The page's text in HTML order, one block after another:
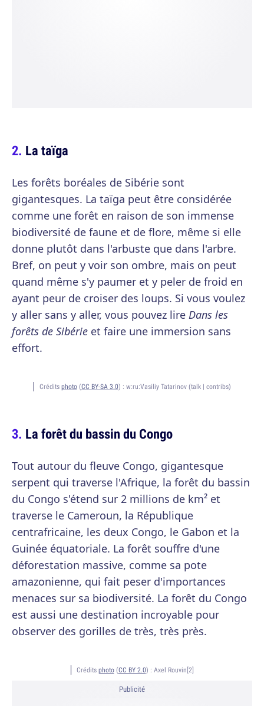
La taïga
Les forêts boréales de Sibérie sont
gigantesques. La taïga peut être considérée
comme une forêt en raison de son immense
biodiversité de faune et de flore, même si elle
donne plutôt dans l'arbuste que dans l'arbre.
Bref, on peut y voir son ombre, mais on peut
quand même s'y paumer et y peler de froid en
ayant peur de croiser des loups. Si vous voulez
y aller sans y aller, vous pouvez lire Dans les
forêts de Sibérie et faire une immersion sans
effort.
Crédits photo(CC BY-SA 3.0) : w:ru:Vasiliy Tatarinov (talk | contribs)
La forêt du bassin du Congo
Tout autour du fleuve Congo, gigantesque
serpent qui traverse l'Afrique, la forêt du bassin
du Congo s'étend sur 2 millions de km² et
traverse le Cameroun, la République
centrafricaine, les deux Congo, le Gabon et la
Guinée équatoriale. La forêt souffre d'une
déforestation massive, comme sa pote
amazonienne, qui fait peser d'importances
menaces sur sa biodiversité. La forêt du Congo
est aussi une destination incroyable pour
observer des gorilles de très, très près.
Crédits photo(CC BY 2.0) : Axel Rouvin[2]
Publicité